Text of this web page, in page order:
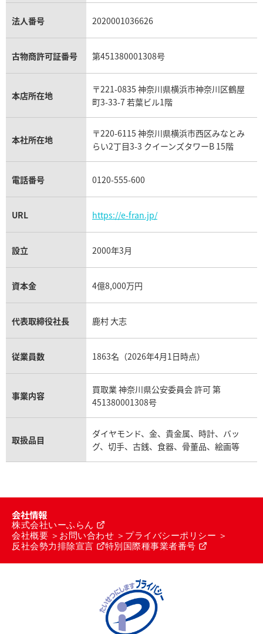
銀・シルバー買取
パラジウム買取
キャッツアイ買取
アクアマリン買取
ヴァシュロン・コンスタンタン買取
オメガ買取
カルティエ買取
フランク ミュラー買取
リシャール・ミル買取
パネライ買取
チューダー（チュードル）買取
セリーヌ買取
プラダ買取
ダミアーニ買取
モーブッサン買取
法人番号 2020001036626
古物商許可証番号 第451380001308号
本店所在地
〒221-0835 神奈川県横浜市神奈川区鶴屋
町3-33-7 若葉ビル1階
本社所在地
〒220-6115 神奈川県横浜市西区みなとみ
らい2丁目3-3 クイーンズタワーB 15階
電話番号 0120-555-600
URL https://e-fran.jp/
設立 2000年3月
資本金 4億8,000万円
代表取締役社長 鹿村 大志
従業員数 1863名（2026年4月1日時点）
事業内容
買取業 神奈川県公安委員会 許可 第
451380001308号
取扱品目
ダイヤモンド、金、貴金属、時計、バッ
グ、切手、古銭、食器、骨董品、絵画等
会社情報
株式会社いーふらん
会社概要
お問い合わせ
プライバシーポリシー
反社会勢力排除宣言
特別国際種事業者番号